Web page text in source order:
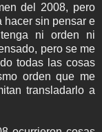
del 2008, pero
hacer sin pensar e
ni orden ni
pero se me
todas las cosas
orden que me
transladarlo a